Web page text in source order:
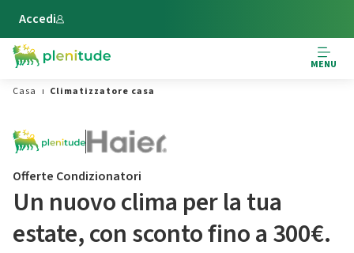
Vai al contenuto principale
Accedi
MENU
Casa
Climatizzatore casa
Offerte Condizionatori
Un nuovo clima per la tua
estate,​ con sconto fino a 300€.